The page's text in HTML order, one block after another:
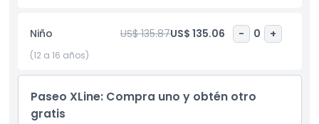
Aspectos Destacados
Inclusiones
Niño US$ 135.87US$ 135.06 - 0 +
(12 a 16 años)
Paseo XLine: Compra uno y obtén otro
gratis